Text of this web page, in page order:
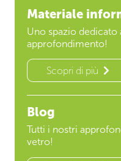
Materiale
Uno spazio
approfondimento!
Scopri di più
Blog
Tutti i nostri
vetro!